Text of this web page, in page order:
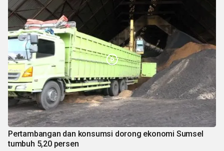
Pertambangan dan konsumsi dorong ekonomi Sumsel
tumbuh 5,20 persen